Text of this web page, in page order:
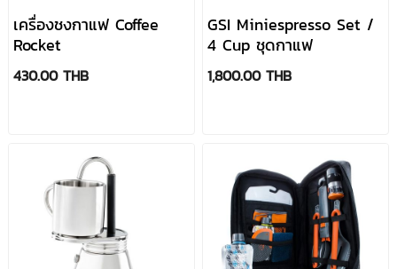
เครื่องชงกาแฟ Coffee
Rocket
430.00 THB
GSI Miniespresso Set /
4 Cup ชุดกาแฟ
1,800.00 THB